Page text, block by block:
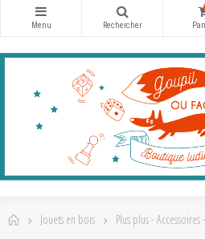
Jouets en bois Plus plus - Accessoires